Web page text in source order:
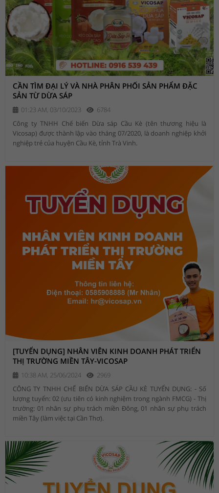
CẦN TÌM ĐẠI LÝ VÀ NHÀ PHÂN PHỐI SẢN PHẨM ĐẶC
SẢN TỪ DỪA SÁP
01:23 AM, 03/10/2023
6784
Công ty TNHH Chế biến Dừa sáp Cầu Kè (tên thương hiệu là
Vicosap) được thành lập vào tháng 07/2020, là doanh nghiệp khởi
nghiệp trẻ của huyện Cầu Kè, tỉnh Trà Vinh.
[TUYỂN DỤNG] NHÂN VIÊN KINH DOANH PHÁT TRIỂN
THỊ TRƯỜNG MIỀN TÂY-VICOSAP
10:38 AM, 25/06/2024
2969
CÔNG TY TNHH CHẾ BIẾN DỪA SÁP CẦU KÈ TUYỂN DỤNG: - Số
lượng tuyển: 02 (ưu tiên có kinh nghiệm trong ngành FMCG) - Thị
trường: 01 nhân sự phụ trách miền Đông, 01 nhân sự phụ trách
miền Tây (làm việc tại Cần Thơ).